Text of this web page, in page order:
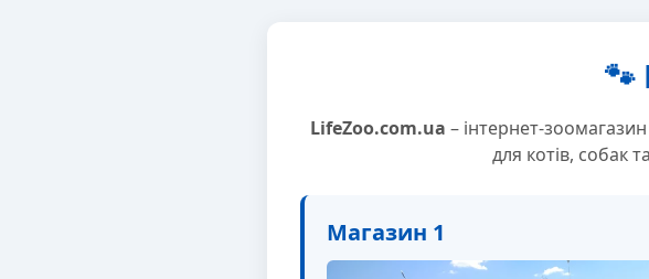
🐾
LifeZoo.com.ua – інтернет-
для котів, собак
Магазин 1